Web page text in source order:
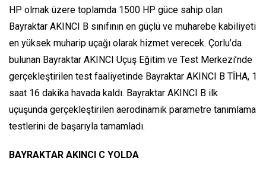
HP olmak üzere toplamda 1500 HP güce sahip olan
Bayraktar AKINCI B sınıfının en güçlü ve muharebe kabiliyeti
en yüksek muharip uçağı olarak hizmet verecek. Çorlu’da
bulunan Bayraktar AKINCI Uçuş Eğitim ve Test Merkezi’nde
gerçekleştirilen test faaliyetinde Bayraktar AKINCI B TİHA, 1
saat 16 dakika havada kaldı. Bayraktar AKINCI B ilk
uçuşunda gerçekleştirilen aerodinamik parametre tanımlama
testlerini de başarıyla tamamladı.
BAYRAKTAR AKINCI C YOLDA